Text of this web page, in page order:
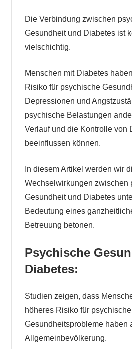
Die Verbindung zwischen
Gesundheit und Diabetes ist
vielschichtig.
Menschen mit Diabetes
Risiko für psychische
Depressionen und
psychische Belastungen
Verlauf und die Kontrolle von
beeinflussen können.
In diesem Artikel werden wir
Wechselwirkungen zwischen
Gesundheit und Diabetes
Bedeutung eines
Betreuung betonen.
Psychische
Diabetes:
Studien zeigen, dass
höheres Risiko für psychische
Gesundheitsprobleme haben
Allgemeinbevölkerung.